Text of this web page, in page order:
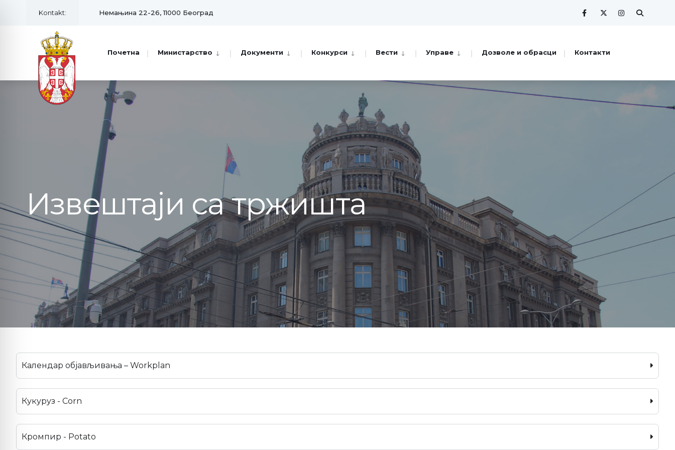
Kontakt: Немањина 22-26, 11000 Београд
Почетна Министарство Документи Конкурси Вести Управе Дозволе и обрасци Контакти
Извештаји са тржишта
Календар објављивања – Workplan
Кукуруз - Corn
Кромпир - Potato